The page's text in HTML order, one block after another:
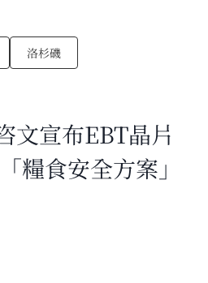
洛杉磯
文宣布EBT晶片
糧食安全方案」